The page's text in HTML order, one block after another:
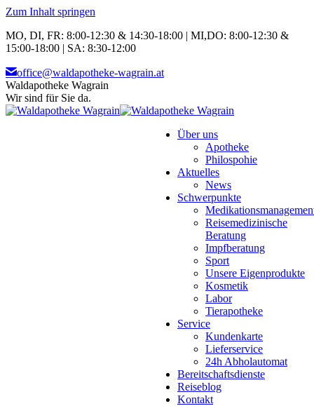
Zum Inhalt springen
MO, DI, FR: 8:00-12:30 & 14:30-18:00 | MI,DO: 8:00-12:30 &
15:00-18:00 | SA: 8:30-12:00
office@waldapotheke-wagrain.at
Waldapotheke Wagrain
Wir sind für Sie da.
Über uns
Apotheke
Philospohie
Aktuelles
News
Schwerpunkte
Reisemedizinische
Beratung
Impfberatung
Sport
Unsere Eigenprodukte
Kosmetik
Labor
Tierapotheke
Service
Kundenkarte
Lieferservice
24h Abholautomat
Bereitschaftsdienste
Reiseblog
Kontakt